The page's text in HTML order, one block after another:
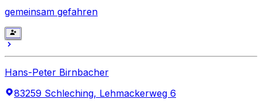
gemeinsam gefahren
Hans-Peter Birnbacher
83259 Schleching, Lehmackerweg 6